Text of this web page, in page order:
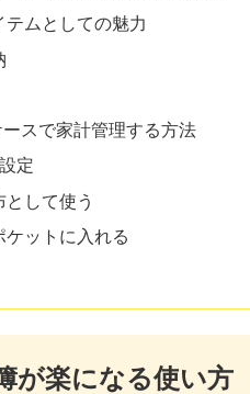
ムとしての魅力
スで家計管理する方法
定
して使う
ットに入れる
が楽になる使い方